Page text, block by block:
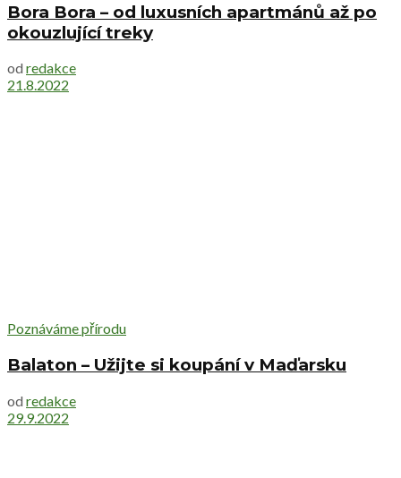
Bora Bora – od luxusních apartmánů až po
okouzlující treky
od redakce
21.8.2022
Poznáváme přírodu
Balaton – Užijte si koupání v Maďarsku
od redakce
29.9.2022